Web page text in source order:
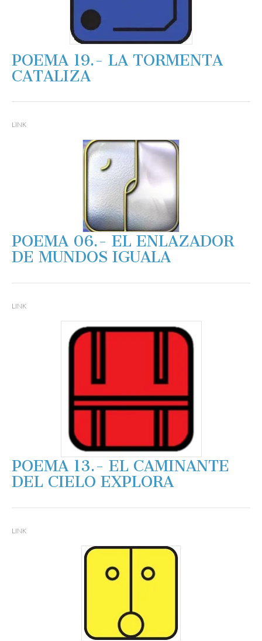
POEMA 19.- LA TORMENTA
CATALIZA
LINK
POEMA 06.- EL ENLAZADOR
DE MUNDOS IGUALA
LINK
POEMA 13.- EL CAMINANTE
DEL CIELO EXPLORA
LINK